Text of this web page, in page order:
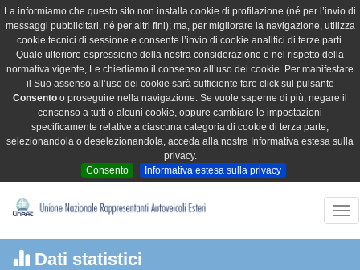
La informiamo che questo sito non installa cookie di profilazione (né per l’invio di
messaggi pubblicitari, né per altri fini); ma, per migliorare la navigazione, utilizza
cookie tecnici di sessione e consente l’invio di cookie analitici di terze parti.
Quale ulteriore espressione della nostra considerazione e nel rispetto della
normativa vigente, Le chiediamo il consenso all’uso dei cookie. Per manifestare
il Suo assenso all’uso dei cookie sarà sufficiente fare click sul pulsante
Consento o proseguire nella navigazione. Se vuole saperne di più, negare il
consenso a tutti o alcuni cookie, oppure cambiare le impostazioni
specificamente relative a ciascuna categoria di cookie di terza parte,
selezionandola o deselezionandola, acceda alla nostra Informativa estesa sulla
privacy.
Consento
Informativa estesa sulla privacy
Dati statistici